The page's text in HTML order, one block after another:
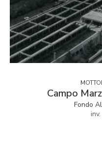
Campo
Fondo